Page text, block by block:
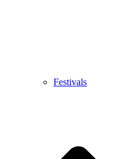
Festivals